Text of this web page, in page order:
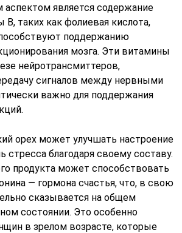
является содержание
B, таких как фолиевая кислота,
поддержанию
мозга. Эти витамины
нейротрансмиттеров,
сигналов между нервными
важно для поддержания
орех может улучшать настроение
стресса благодаря своему составу.
продукта может способствовать
— гормона счастья, что, в свою
сказывается на общем
состоянии. Это особенно
в зрелом возрасте, которые